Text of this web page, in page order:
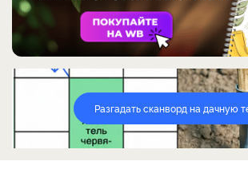
Разгадать сканворд на дачную